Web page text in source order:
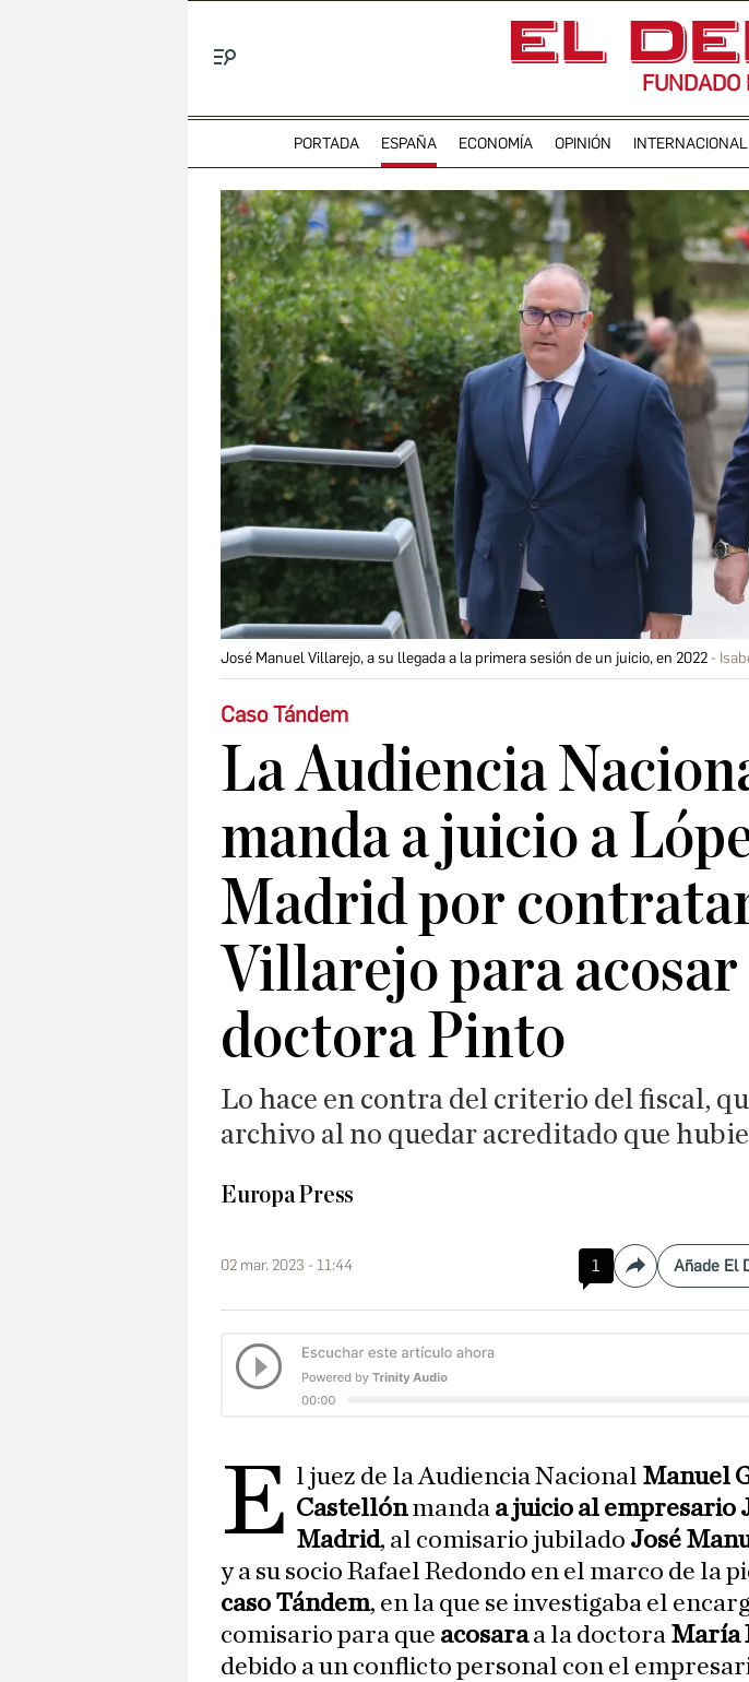
FUNDADO
PORTADA ESPAÑA ECONOMÍA OPINIÓN INTERNACIONAL
José Manuel Villarejo, a su llegada a la primera sesión de un juicio, en 2022
Caso Tándem
La Audiencia
manda a juicio a
Madrid por
Villarejo para acosar
doctora Pinto
Lo hace en contra del criterio del fiscal,
archivo al no quedar acreditado que
Europa Press
02 mar. 2023 - 11:44 1 Compartir
Añade El
E l juez de la Audiencia Nacional Manuel
Castellónmanda a juicio al empresario
Madrid, al comisario jubilado José
y a su socio Rafael Redondo en el marco de la
caso Tándem, en la que se investigaba el
comisario para que acosaraa la doctora María
debido a un conflicto personal con el